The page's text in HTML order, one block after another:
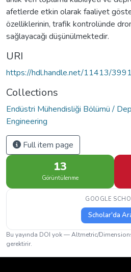
afetlerde etkin olarak faaliyet
özelliklerinin, trafik kontrolünde
sağlayacağı düşünülmektedir.
URI
https://hdl.handle.net/11413/3991
Collections
Endüstri Mühendisliği Bölümü /
Engineering
Full item page
13
Görüntülenme
GOOGLE
Scholar'da
Bu yayında DOI yok — Altmetric/
gerektirir.